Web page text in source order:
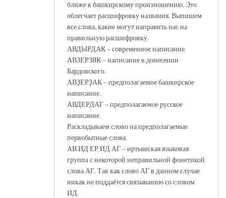
ближе к башкирскому произношению. Это
облегчает расшифровку названия. Выпишем
все слова, какие могут направить нас на
правильную расшифровку.
АВДЫРДАК – современное написание.
АВЗЕРЗЯК – написание в донесении
Бардовского.
АВҘЕРҘАК – предполагаемое башкирское
написание.
АВДЕРДАГ – предполагаемое русское
написание.
Раскладываем слово на предполагаемые
первобытные слова.
АВ ИД ЕР ИД АГ – иртышская языковая
группа с некоторой неправильной фонетикой
слова АГ. Так как слово АГ в данном случае
никак не поддаётся связыванию со словом
ИД.